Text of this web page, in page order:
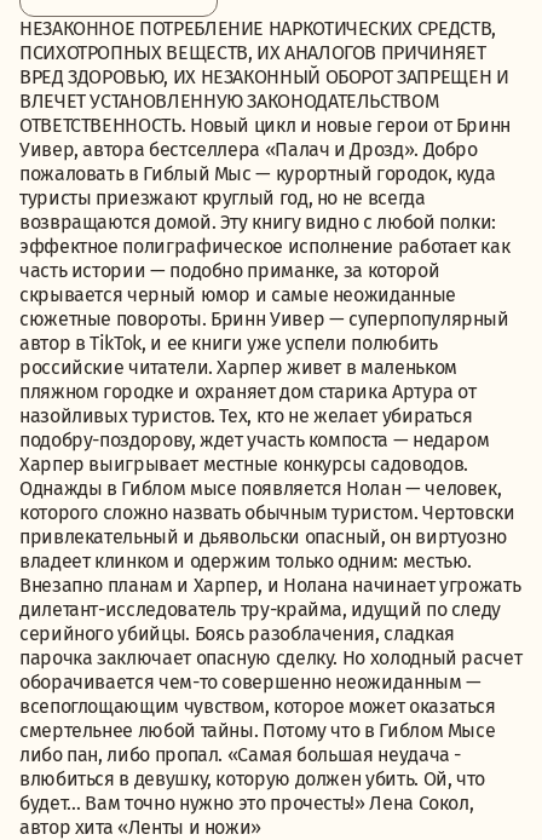
НЕЗАКОННОЕ ПОТРЕБЛЕНИЕ НАРКОТИЧЕСКИХ СРЕДСТВ,
ПСИХОТРОПНЫХ ВЕЩЕСТВ, ИХ АНАЛОГОВ ПРИЧИНЯЕТ
ВРЕД ЗДОРОВЬЮ, ИХ НЕЗАКОННЫЙ ОБОРОТ ЗАПРЕЩЕН И
ВЛЕЧЕТ УСТАНОВЛЕННУЮ ЗАКОНОДАТЕЛЬСТВОМ
ОТВЕТСТВЕННОСТЬ. Новый цикл и новые герои от Бринн
Уивер, автора бестселлера «Палач и Дрозд». Добро
пожаловать в Гиблый Мыс — курортный городок, куда
туристы приезжают круглый год, но не всегда
возвращаются домой. Эту книгу видно с любой полки:
эффектное полиграфическое исполнение работает как
часть истории — подобно приманке, за которой
скрывается черный юмор и самые неожиданные
сюжетные повороты. Бринн Уивер — суперпопулярный
автор в TikTok, и ее книги уже успели полюбить
российские читатели. Харпер живет в маленьком
пляжном городке и охраняет дом старика Артура от
назойливых туристов. Тех, кто не желает убираться
подобру-поздорову, ждет участь компоста — недаром
Харпер выигрывает местные конкурсы садоводов.
Однажды в Гиблом мысе появляется Нолан — человек,
которого сложно назвать обычным туристом. Чертовски
привлекательный и дьявольски опасный, он виртуозно
владеет клинком и одержим только одним: местью.
Внезапно планам и Харпер, и Нолана начинает угрожать
дилетант-исследователь тру-крайма, идущий по следу
серийного убийцы. Боясь разоблачения, сладкая
парочка заключает опасную сделку. Но холодный расчет
оборачивается чем-то совершенно неожиданным —
всепоглощающим чувством, которое может оказаться
смертельнее любой тайны. Потому что в Гиблом Мысе
либо пан, либо пропал. «Самая большая неудача -
влюбиться в девушку, которую должен убить. Ой, что
будет… Вам точно нужно это прочесть!» Лена Сокол,
автор хита «Ленты и ножи»